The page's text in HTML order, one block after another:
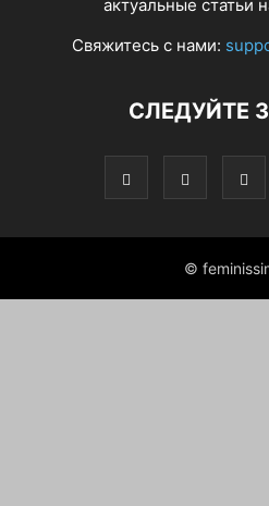
актуальные статьи
Свяжитесь с нами:
СЛЕДУЙТЕ
©